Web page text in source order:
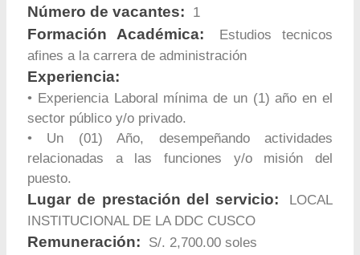
Número de vacantes: 1
Formación Académica:
Estudios tecnicos
afines a la carrera de administración
Experiencia:
• Experiencia Laboral mínima de un (1) año en el
sector público y/o privado.
• Un (01) Año, desempeñando actividades
relacionadas a las funciones y/o misión del
puesto.
Lugar de prestación del servicio:
LOCAL
INSTITUCIONAL DE LA DDC CUSCO
Remuneración: S/. 2,700.00 soles